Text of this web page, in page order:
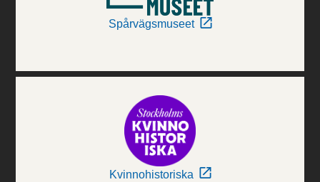
Spårvägsmuseet
Kvinnohistoriska